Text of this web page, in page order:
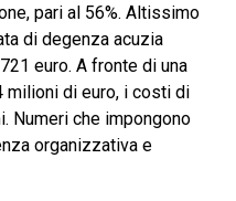
pari al 56%. Altissimo
di degenza acuzia
euro. A fronte di una
milioni di euro, i costi di
Numeri che impongono
organizzativa e